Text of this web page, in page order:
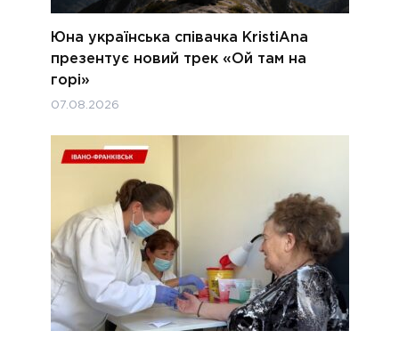
Юна українська співачка KristiAna
презентує новий трек «Ой там на
горі»
07.08.2026